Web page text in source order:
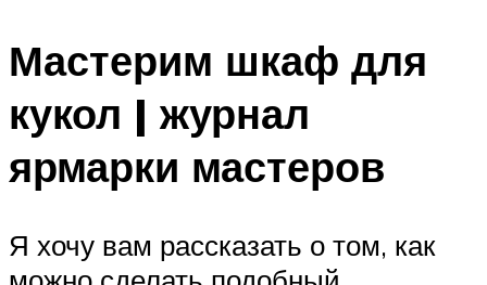
Мастерим шкаф для
кукол | журнал
ярмарки мастеров
Я хочу вам рассказать о том, как